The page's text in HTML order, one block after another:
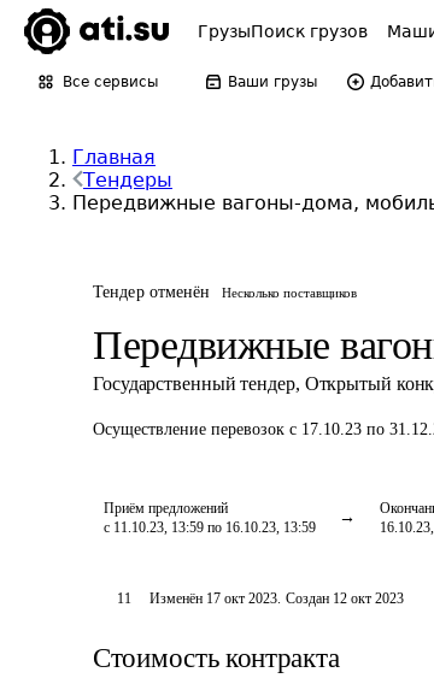
ГрузыПоиск грузов
Все сервисы Ваши грузы
Главная
Тендеры
Передвижные вагоны-дома,
Тендер отменён Несколько поставщиков
Передвижные
Государственный тендер, Открытый
Осуществление перевозок с 17.10.23 по
Приём предложений
с 11.10.23, 13:59 по 16.10.23, 13:59
11 Изменён 17 окт 2023. Создан 12 окт 2023
Стоимость контракта